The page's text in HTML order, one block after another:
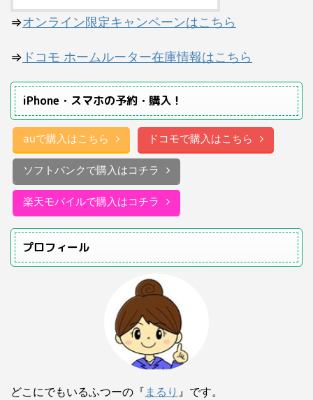
⇒オンライン限定キャンペーンはこちら
⇒ ドコモ ホームルーター在庫情報はこちら
iPhone・スマホの予約・購入！
auで購入はこちら ドコモで購入はこちら
ソフトバンクで購入はコチラ
楽天モバイルで購入はコチラ
プロフィール
どこにでもいるふつーの『 まるり 』です。